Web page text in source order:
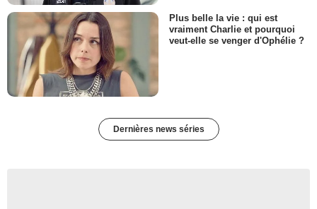
Plus belle la vie : qui est
vraiment Charlie et pourquoi
veut-elle se venger d'Ophélie ?
Dernières news séries